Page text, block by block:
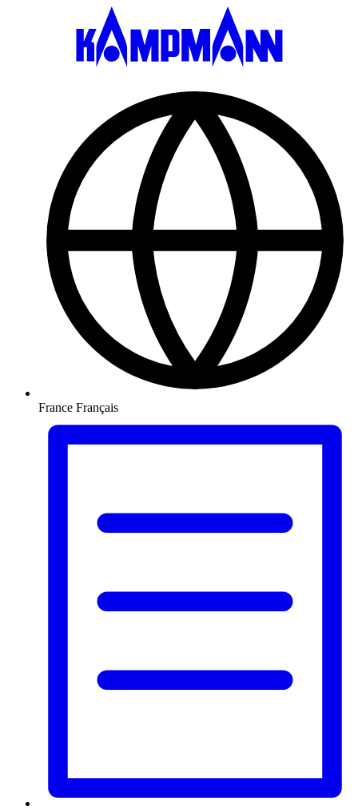
France Français